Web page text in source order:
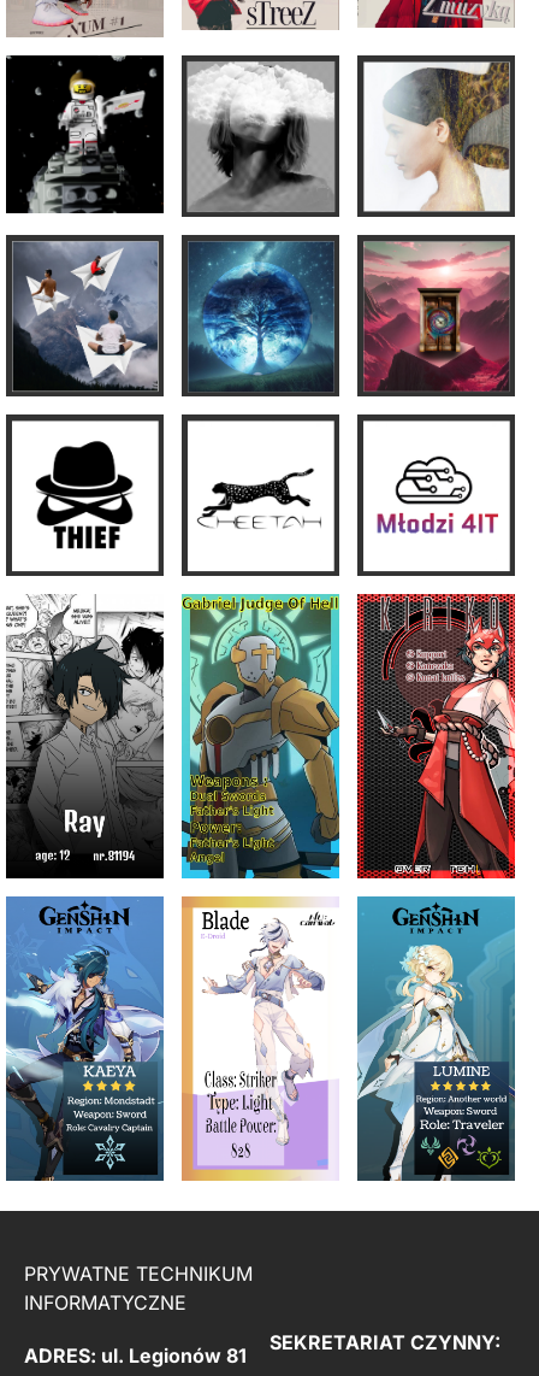
PRYWATNE TECHNIKUM
INFORMATYCZNE
ADRES: ul. Legionów 81
SEKRETARIAT CZYNNY: